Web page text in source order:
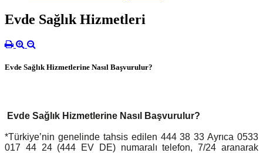
Evde Sağlık Hizmetleri
Evde Sağlık Hizmetlerine Nasıl Başvurulur?
Evde Sağlık Hizmetlerine Nasıl Başvurulur?
*Türkiye’nin genelinde tahsis edilen 444 38 33 Ayrıca 0533
017 44 24 (444 EV DE) numaralı telefon, 7/24 aranarak